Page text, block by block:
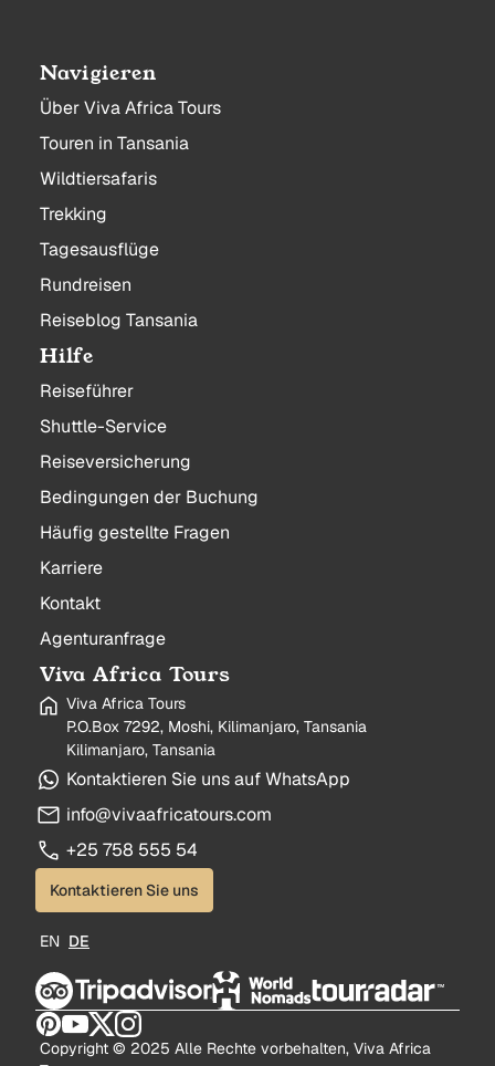
Navigieren
Über Viva Africa Tours
Touren in Tansania
Wildtiersafaris
Trekking
Tagesausflüge
Rundreisen
Reiseblog Tansania
Hilfe
Reiseführer
Shuttle-Service
Reiseversicherung
Bedingungen der Buchung
Häufig gestellte Fragen
Karriere
Kontakt
Agenturanfrage
Viva Africa Tours
Viva Africa Tours
P.O.Box 7292, Moshi, Kilimanjaro, Tansania
Kilimanjaro, Tansania
Kontaktieren Sie uns auf WhatsApp
info@vivaafricatours.com
+25 758 555 54
Kontaktieren Sie uns
EN DE
Copyright © 2025 Alle Rechte vorbehalten, Viva Africa